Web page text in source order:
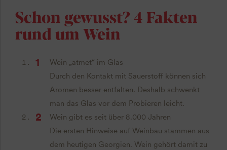
Schon gewusst? 4 Fakten
rund um Wein
Wein „atmet“ im Glas
Durch den Kontakt mit Sauerstoff können sich
Aromen besser entfalten. Deshalb schwenkt
man das Glas vor dem Probieren leicht.
Wein gibt es seit über 8.000 Jahren
Die ersten Hinweise auf Weinbau stammen aus
dem heutigen Georgien. Wein gehört damit zu